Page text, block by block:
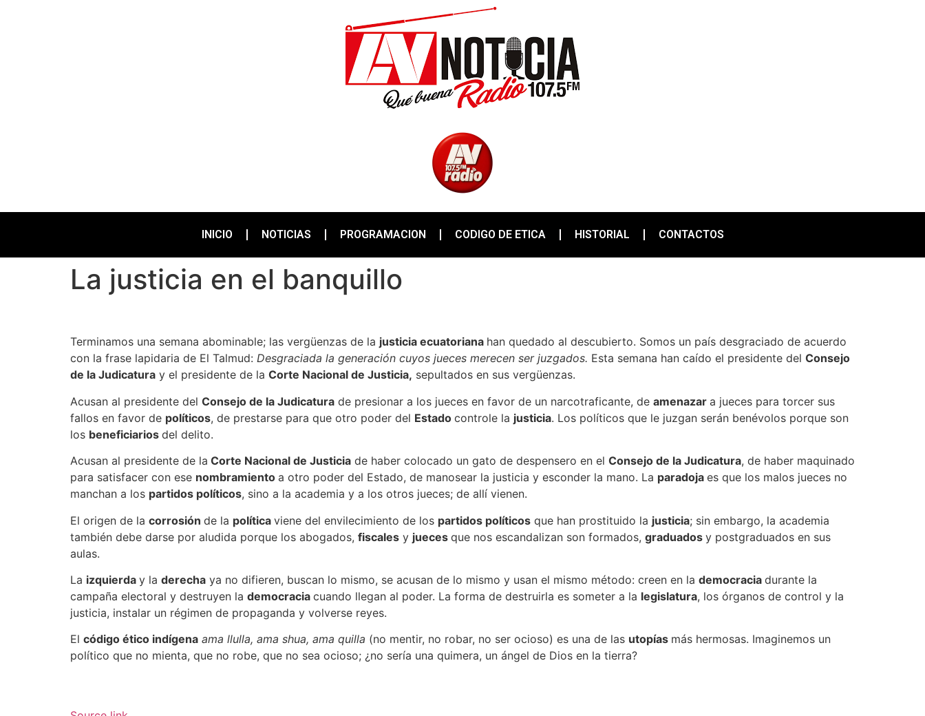
INICIO NOTICIAS PROGRAMACION CODIGO DE ETICA HISTORIAL CONTACTOS
La justicia en el banquillo
Terminamos una semana abominable; las vergüenzas de la justicia ecuatoriana han quedado al descubierto. Somos un país desgraciado de acuerdo
con la frase lapidaria de El Talmud: Desgraciada la generación cuyos jueces merecen ser juzgados. Esta semana han caído el presidente del Consejo
de la Judicatura y el presidente de la Corte Nacional de Justicia, sepultados en sus vergüenzas.
Acusan al presidente del Consejo de la Judicatura de presionar a los jueces en favor de un narcotraficante, de amenazar a jueces para torcer sus
fallos en favor de políticos, de prestarse para que otro poder del Estado controle la justicia. Los políticos que le juzgan serán benévolos porque son
los beneficiarios del delito.
Acusan al presidente de la Corte Nacional de Justicia de haber colocado un gato de despensero en el Consejo de la Judicatura, de haber maquinado
para satisfacer con ese nombramiento a otro poder del Estado, de manosear la justicia y esconder la mano. La paradoja es que los malos jueces no
manchan a los partidos políticos, sino a la academia y a los otros jueces; de allí vienen.
El origen de la corrosión de la política viene del envilecimiento de los partidos políticos que han prostituido la justicia; sin embargo, la academia
también debe darse por aludida porque los abogados, fiscales y jueces que nos escandalizan son formados, graduados y postgraduados en sus
aulas.
La izquierda y la derecha ya no difieren, buscan lo mismo, se acusan de lo mismo y usan el mismo método: creen en la democracia durante la
campaña electoral y destruyen la democracia cuando llegan al poder. La forma de destruirla es someter a la legislatura, los órganos de control y la
justicia, instalar un régimen de propaganda y volverse reyes.
El código ético indígena ama llulla, ama shua, ama quilla (no mentir, no robar, no ser ocioso) es una de las utopías más hermosas. Imaginemos un
político que no mienta, que no robe, que no sea ocioso; ¿no sería una quimera, un ángel de Dios en la tierra?